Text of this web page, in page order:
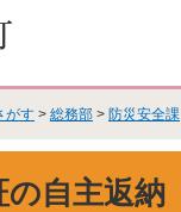
がす > 総務部 > 防災安全課
の自主返納